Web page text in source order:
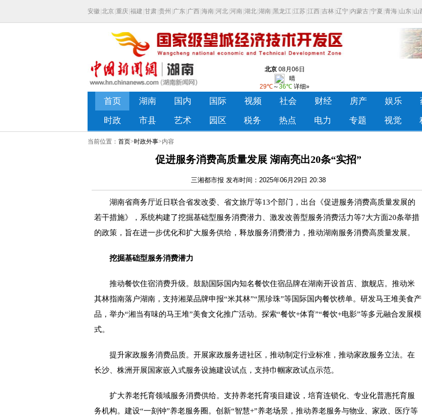
当前位置： 首页>时政外事>内容
促进服务消费高质量发展 湖南亮出20条“实招”
三湘都市报 发布时间：2025年06月29日 20:38
湖南省商务厅近日联合省发改委、省文旅厅等13个部门，出台《促进服务消费高质量发展的
若干措施》，系统构建了挖掘基础型服务消费潜力、激发改善型服务消费活力等7大方面20条举措
的政策，旨在进一步优化和扩大服务供给，释放服务消费潜力，推动湖南服务消费高质量发展。
挖掘基础型服务消费潜力
推动餐饮住宿消费升级。鼓励国际国内知名餐饮住宿品牌在湖南开设首店、旗舰店。推动米
其林指南落户湖南，支持湘菜品牌申报“米其林”“黑珍珠”等国际国内餐饮榜单。研发马王堆美食产
品，举办“湘当有味的马王堆”美食文化推广活动。探索“餐饮+体育”“餐饮+电影”等多元融合发展模
式。
提升家政服务消费品质。开展家政服务进社区，推动制定行业标准，推动家政服务立法。在
长沙、株洲开展国家嵌入式服务设施建设试点，支持巾帼家政试点示范。
扩大养老托育领域服务消费供给。支持养老托育项目建设，培育连锁化、专业化普惠托育服
务机构。建设“一刻钟”养老服务圈。创新“智慧+”养老场景，推动养老服务与物业、家政、医疗等